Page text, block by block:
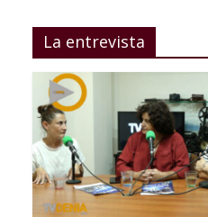
La entrevista